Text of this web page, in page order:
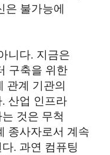
은 불가능에
니다. 지금은
구축을 위한
관계 기관의
산업 인프라
것은 무척
종사자로서 계속
. 과연 컴퓨팅